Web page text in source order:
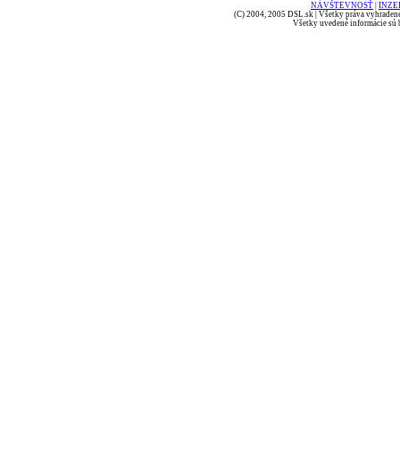
NÁVŠTEVNOSŤ
(C) 2004, 2005 DSL.sk | Všetky práva
Všetky uvedené informácie sú